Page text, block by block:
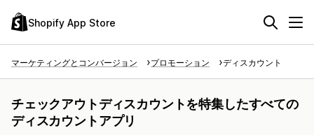
Shopify App Store
マーケティングとコンバージョン プロモーション ディスカウント
チェックアウトディスカウントを特集したすべての
ディスカウントアプリ